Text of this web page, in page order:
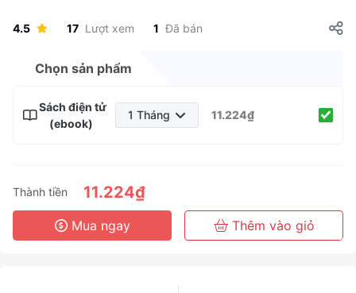
4.5 17 Lượt xem 1 Đã bán
Chọn sản phẩm
Sách điện tử
(ebook)
1 Tháng
6 Tháng
3 Năm
11.224₫
Thành tiền 11.224₫
Mua ngay Thêm vào giỏ